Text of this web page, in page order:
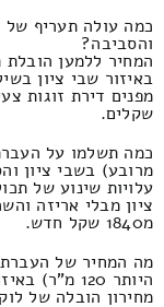
והסביבה?
המחיר ללמען
באיזור שבי ציון
שקלים.
מרובע) בשבי ציון
עלויות שינוע של
מ1840 שקל חדש.
מה המחיר של
היותר 120 מ"ר) באיזור שבי ציון?
מחירון הובלה של